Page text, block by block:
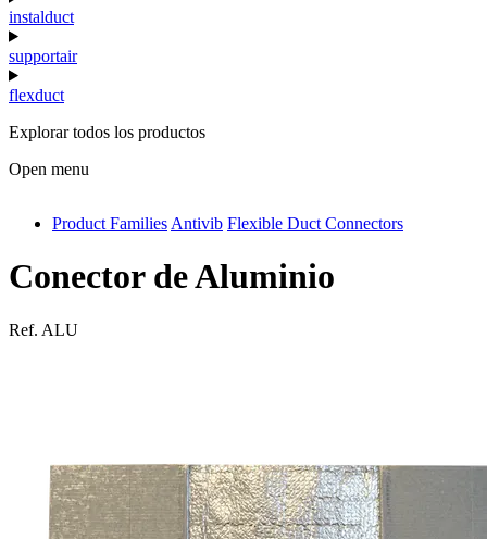
instalduct
supportair
flexduct
Explorar todos los productos
Open menu
antivib
Product Families Antivib Flexible Duct Connectors
Conector de Aluminio
Ref. ALU